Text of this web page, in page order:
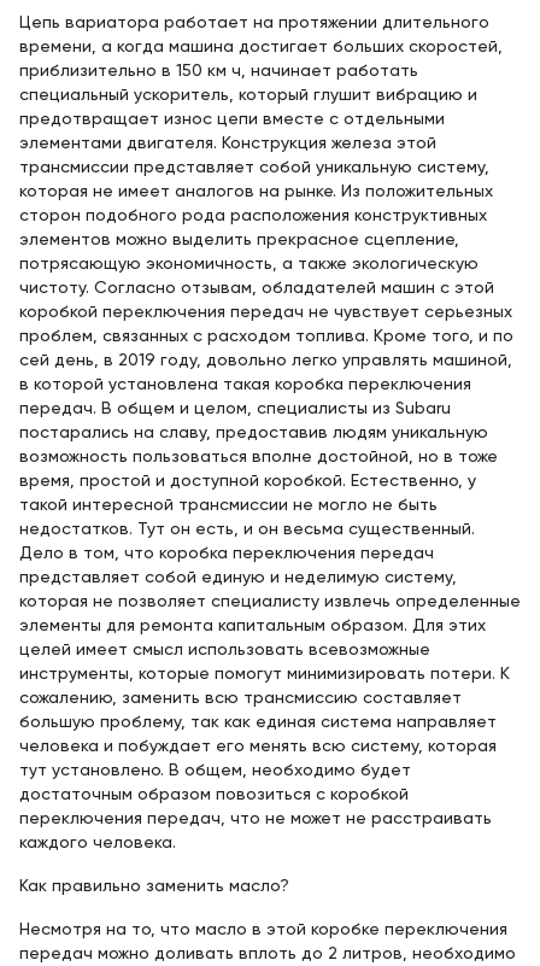
Цепь вариатора работает на протяжении длительного
времени, а когда машина достигает больших скоростей,
приблизительно в 150 км ч, начинает работать
специальный ускоритель, который глушит вибрацию и
предотвращает износ цепи вместе с отдельными
элементами двигателя. Конструкция железа этой
трансмиссии представляет собой уникальную систему,
которая не имеет аналогов на рынке. Из положительных
сторон подобного рода расположения конструктивных
элементов можно выделить прекрасное сцепление,
потрясающую экономичность, а также экологическую
чистоту. Согласно отзывам, обладателей машин с этой
коробкой переключения передач не чувствует серьезных
проблем, связанных с расходом топлива. Кроме того, и по
сей день, в 2019 году, довольно легко управлять машиной,
в которой установлена такая коробка переключения
передач. В общем и целом, специалисты из Subaru
постарались на славу, предоставив людям уникальную
возможность пользоваться вполне достойной, но в тоже
время, простой и доступной коробкой. Естественно, у
такой интересной трансмиссии не могло не быть
недостатков. Тут он есть, и он весьма существенный.
Дело в том, что коробка переключения передач
представляет собой единую и неделимую систему,
которая не позволяет специалисту извлечь определенные
элементы для ремонта капитальным образом. Для этих
целей имеет смысл использовать всевозможные
инструменты, которые помогут минимизировать потери. К
сожалению, заменить всю трансмиссию составляет
большую проблему, так как единая система направляет
человека и побуждает его менять всю систему, которая
тут установлено. В общем, необходимо будет
достаточным образом повозиться с коробкой
переключения передач, что не может не расстраивать
каждого человека.
Как правильно заменить масло?
Несмотря на то, что масло в этой коробке переключения
передач можно доливать вплоть до 2 литров, необходимо